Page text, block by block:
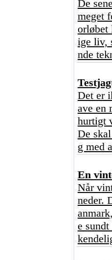
De
meget
orløbet
ige liv,
nde
Det er
ave en
hurtigt
De
g med
En
Når
neder.
e